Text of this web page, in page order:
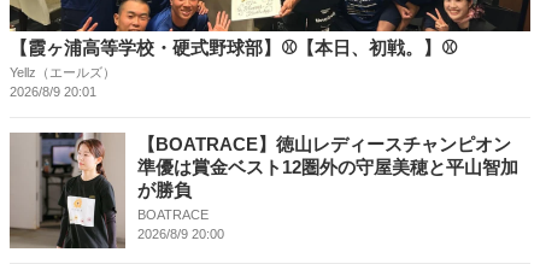
【霞ヶ浦高等学校・硬式野球部】⚾【本日、初戦。】⚾
Yellz（エールズ）
2026/8/9 20:01
【BOATRACE】徳山レディースチャンピオン
準優は賞金ベスト12圏外の守屋美穂と平山智加
が勝負
BOATRACE
2026/8/9 20:00